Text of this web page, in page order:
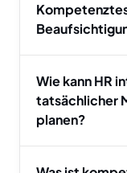
Wie kann HR
tatsächlicher
planen?